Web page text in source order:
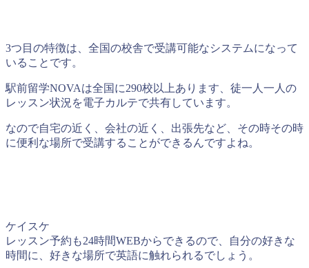
3つ目の特徴は、全国の校舎で受講可能なシステムになって
いることです。
駅前留学NOVAは全国に290校以上あります、徒一人一人の
レッスン状況を電子カルテで共有しています。
なので自宅の近く、会社の近く、出張先など、その時その時
に便利な場所で受講することができるんですよね。
ケイスケ
レッスン予約も24時間WEBからできるので、自分の好きな
時間に、好きな場所で英語に触れられるでしょう。